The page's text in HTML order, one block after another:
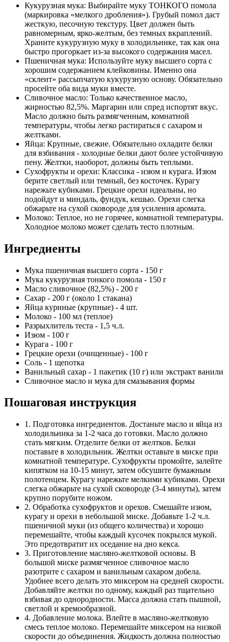
Кукурузная мука: Выбирайте муку ТОНКОГО помола
(маркировка «мелкого дробления»). Грубый помол даст
жесткую, песочную текстуру. Цвет должен быть
равномерным, ярко-желтым, без темных вкраплений.
Храните кукурузную муку в холодильнике, так как она
быстро прогоркает из-за высокого содержания масел.
Пшеничная мука: Используйте муку высшего сорта с
хорошим содержанием клейковины. Именно она
«склеит» рассыпчатую кукурузную основу. Обязательно
просейте оба вида муки вместе.
Сливочное масло: Только качественное масло,
жирностью 82,5%. Маргарин или спред испортят вкус.
Масло должно быть размягченным, комнатной
температуры, чтобы легко растираться с сахаром и
желтками.
Яйца: Крупные, свежие. Обязательно охладите белки
для взбивания - холодные белки дают более устойчивую
пену. Желтки, наоборот, должны быть теплыми.
Сухофрукты и орехи: Классика - изюм и курага. Изюм
берите светлый или темный, без косточек. Курагу
нарежьте кубиками. Грецкие орехи идеальны, но
подойдут и миндаль, фундук, кешью. Орехи слегка
обжарьте на сухой сковороде для усиления аромата.
Молоко: Теплое, но не горячее, комнатной температуры.
Холодное молоко может сделать тесто плотным.
Ингредиенты
Мука пшеничная высшего сорта - 150 г
Мука кукурузная тонкого помола - 150 г
Масло сливочное (82,5%) - 200 г
Сахар - 200 г (около 1 стакана)
Яйца куриные (крупные) - 4 шт.
Молоко - 100 мл (теплое)
Разрыхлитель теста - 1,5 ч.л.
Изюм - 100 г
Курага - 100 г
Грецкие орехи (очищенные) - 100 г
Соль - 1 щепотка
Ванильный сахар - 1 пакетик (10 г) или экстракт ванили
Сливочное масло и мука для смазывания формы
Пошаговая инструкция
1. Подготовка ингредиентов. Достаньте масло и яйца из
холодильника за 1-2 часа до готовки. Масло должно
стать мягким. Отделите белки от желтков. Белки
поставьте в холодильник. Желтки оставьте в миске при
комнатной температуре. Сухофрукты промойте, залейте
кипятком на 10-15 минут, затем обсушите бумажным
полотенцем. Курагу нарежьте мелкими кубиками. Орехи
слегка обжарьте на сухой сковороде (3-4 минуты), затем
крупно порубите ножом.
2. Обработка сухофруктов и орехов. Смешайте изюм,
курагу и орехи в небольшой миске. Добавьте 1-2 ч.л.
пшеничной муки (из общего количества) и хорошо
перемешайте, чтобы каждый кусочек покрылся мукой.
Это предотвратит их оседание на дно кекса.
3. Приготовление масляно-желтковой основы. В
большой миске размягченное сливочное масло
разотрите с сахаром и ванильным сахаром добела.
Удобнее всего делать это миксером на средней скорости.
Добавляйте желтки по одному, каждый раз тщательно
взбивая до однородности. Масса должна стать пышной,
светлой и кремообразной.
4. Добавление молока. Влейте в масляно-желтковую
смесь теплое молоко. Перемешайте миксером на низкой
скорости до объединения. Жидкость должна полностью